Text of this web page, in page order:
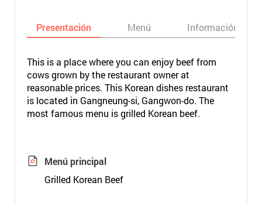
Presentación Menú Información
This is a place where you can enjoy beef from
cows grown by the restaurant owner at
reasonable prices. This Korean dishes restaurant
is located in Gangneung-si, Gangwon-do. The
most famous menu is grilled Korean beef.
Menú principal
Grilled Korean Beef